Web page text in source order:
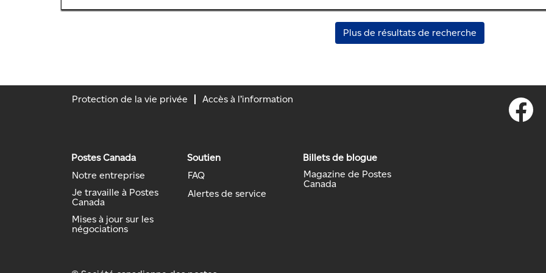
le
la
contenu
l’emploi.
Plus de résultats de recherche
Protection de la vie privée Accès à l’information
o
Postes Canada
Notre entreprise
Je travaille à Postes
Canada
Mises à jour sur les
négociations
Soutien
FAQ
Alertes de service
Billets de blogue
Magazine de Postes
Canada